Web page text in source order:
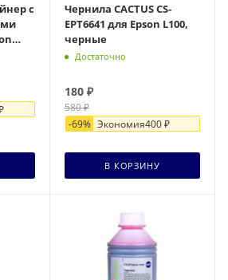
с
Чернила CACTUS CS-
EPT6641 для Epson L100,
черные
Достаточно
180₽
580₽
-69% Экономия400₽
В КОРЗИНУ